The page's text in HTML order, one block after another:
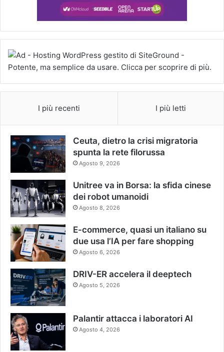
I più recenti I più letti
Ceuta, dietro la crisi migratoria
spunta la rete filorussa
Agosto 9, 2026
Unitree va in Borsa: la sfida cinese
dei robot umanoidi
Agosto 8, 2026
E-commerce, quasi un italiano su
due usa l’IA per fare shopping
Agosto 6, 2026
DRIV-ER accelera il deeptech
Agosto 5, 2026
Palantir attacca i laboratori AI
Agosto 4, 2026